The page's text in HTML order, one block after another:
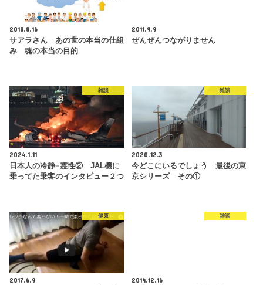
2018.8.16
サアラさん あの世の本当の仕組
み 魂の本当の目的
2011.9.9
ぜんぜんつながりません
雑談
2024.1.11
日本人の冷静=霊性② JAL機に
乗ってた乗客のインタビュー２つ
雑談
2020.12.3
今どこにいるでしょう 最後の東
京シリーズ その①
健康
2017.6.9
雑談
2014.12.16